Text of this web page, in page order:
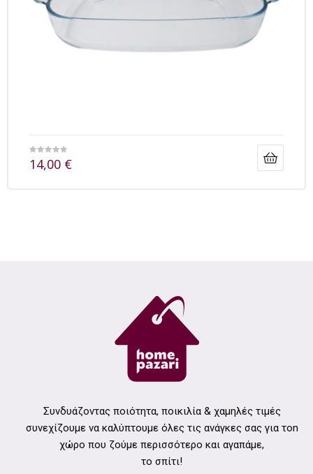
14,00 €
Συνδυάζοντας ποιότητα, ποικιλία & χαμηλές τιμές
συνεχίζουμε να καλύπτουμε όλες τις ανάγκες σας για τοn
χώρο που ζούμε περισσότερο και αγαπάμε,
το σπίτι!